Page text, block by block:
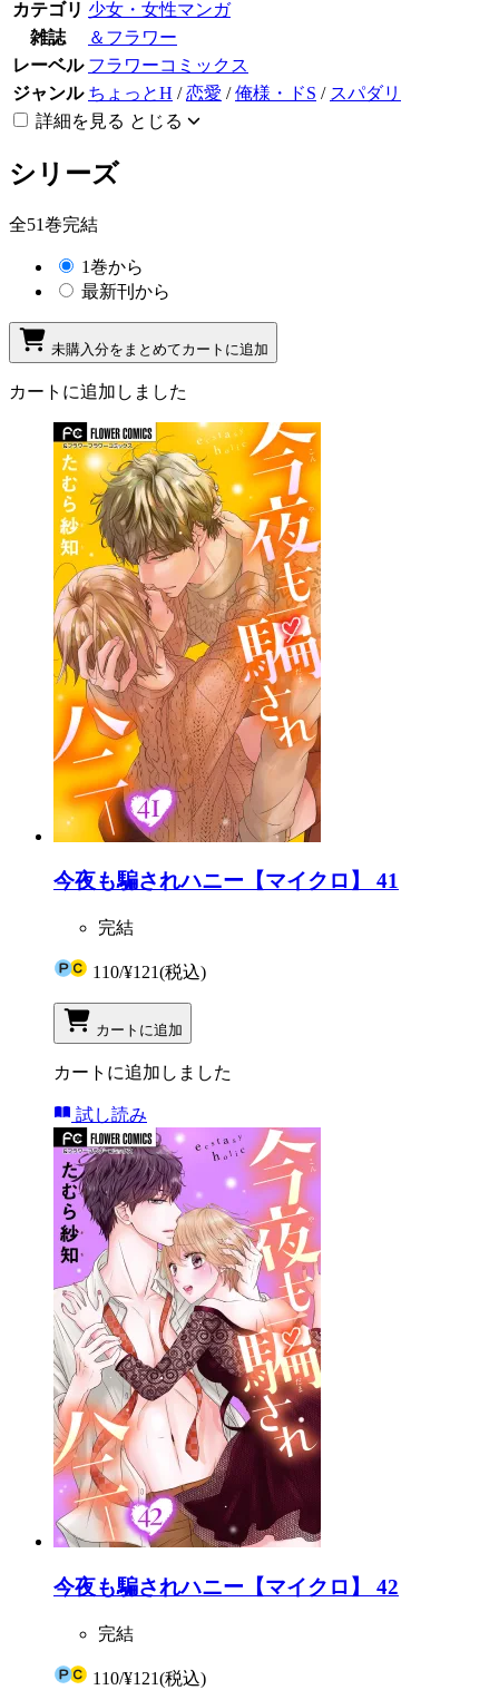
カテゴリ 少女・女性マンガ
雑誌
＆フラワー
レーベル フラワーコミックス
ジャンル ちょっとH /恋愛 /俺様・ドS / スパダリ
詳細を見る とじる
シリーズ
全51巻完結
1巻から
最新刊から
未購入分をまとめてカートに追加
カートに追加しました
今夜も騙されハニー【マイクロ】 41
完結
110/¥121(税込)
カートに追加
カートに追加しました
試し読み
今夜も騙されハニー【マイクロ】 42
完結
110/¥121(税込)